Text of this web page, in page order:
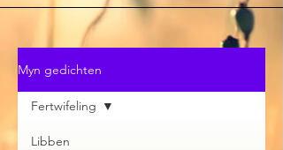
Myn gedichten
Libben
Fertwifeling